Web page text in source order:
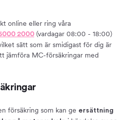
och tung MC
motorcykelmärken
och produktfaktablad
online eller ring våra
2000 (vardagar 08:00 - 18:00)
sätt som är smidigast för dig är
jämföra MC-försäkringar med
försäkring som kan ge ersättning